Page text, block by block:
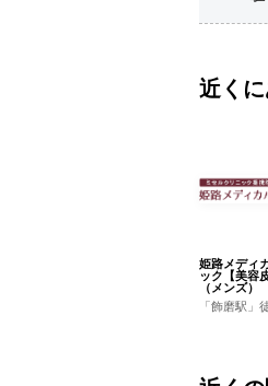
近く
姫路メディ
ック【美容
（メンズ）
「飾磨駅」